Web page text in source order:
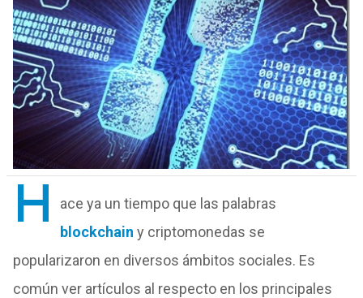
H
ace ya un tiempo que las palabras
blockchain y criptomonedas se
popularizaron en diversos ámbitos sociales. Es
común ver artículos al respecto en los principales